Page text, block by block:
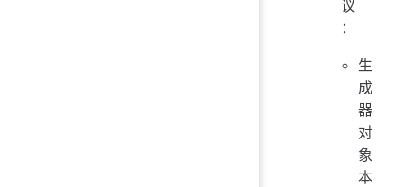
议
：
生
成
器
对
象
本